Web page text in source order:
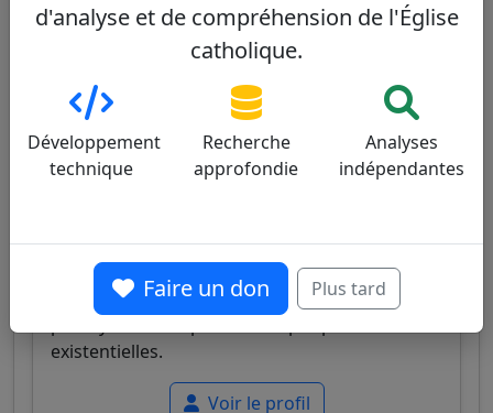
32/100
Sérgio da Rocha
Cardinal brésilien, archevêque de Salvador de
Bahia, connu pour son leadership pastoral
équilibré et son engagement pour une Église
existentielles.
Voir le profil
d'analyse et de compréhension de l'Église
catholique.
Développement
technique
Recherche
approfondie
Analyses
indépendantes
Faire un don Plus tard